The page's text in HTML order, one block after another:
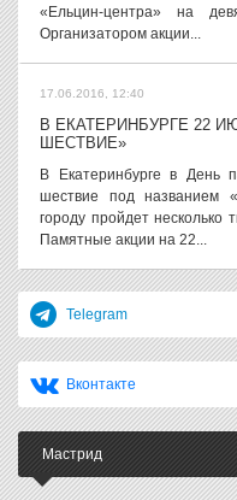
«Ельцин-центра» на
Организатором акции...
17.06.2016, 12:40
В ЕКАТЕРИНБУРГЕ 22
ШЕСТВИЕ»
В Екатеринбурге в День
шествие под названием
городу пройдет несколько
Памятные акции на 22...
Telegram
Вконтакте
Мастрид